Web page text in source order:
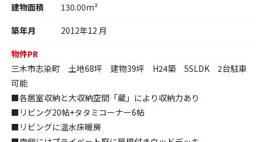
建物面積
130.00m²
築年月
2012年12 月
物件PR
三木市志染町 土地68坪 建物39坪 H24築 5SLDK 2台駐車
可能
■各居室収納と大収納空間「蔵」により収納力あり
■リビング20帖+タタミコーナー6帖
■リビングに温水床暖房